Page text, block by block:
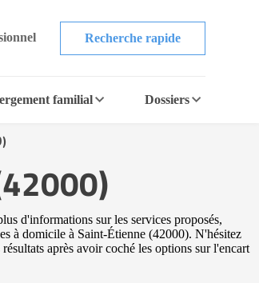
Recherche rapide
familial Dossiers
d'informations sur les services proposés,
à domicile à Saint-Étienne (42000). N'hésitez
après avoir coché les options sur l'encart